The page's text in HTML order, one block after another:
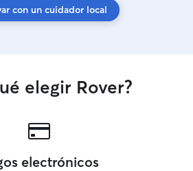
con un cuidador local
elegir Rover?
electrónicos